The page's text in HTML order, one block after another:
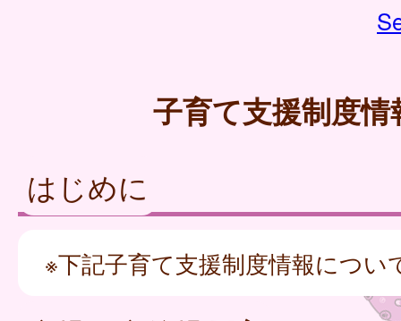
子育て支援制度情
はじめに
※下記子育て支援制度情報につい